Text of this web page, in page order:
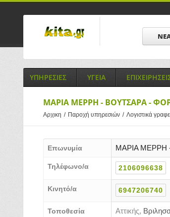
ΥΠΗΡΕΣΙΕΣ ΥΓΕΙΑ
MAΡΙΑ ΜΕΡΡΗ - ΒΟΥΤΣΑΡΑ -
Αρχικη / Παροχή υπηρεσιών / Λογιστικά
Επωνυμία MAΡΙΑ
Τηλέφωνο/α 2106096638
Κινητό/α 6947206740
Τοποθεσία Αττικής,